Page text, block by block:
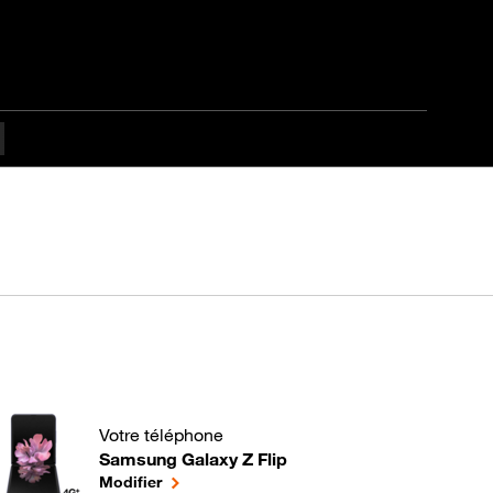
Votre téléphone
Samsung Galaxy Z Flip
Comment optimiser la batterie de votre mobile
Modifierle téléphone sélectionné